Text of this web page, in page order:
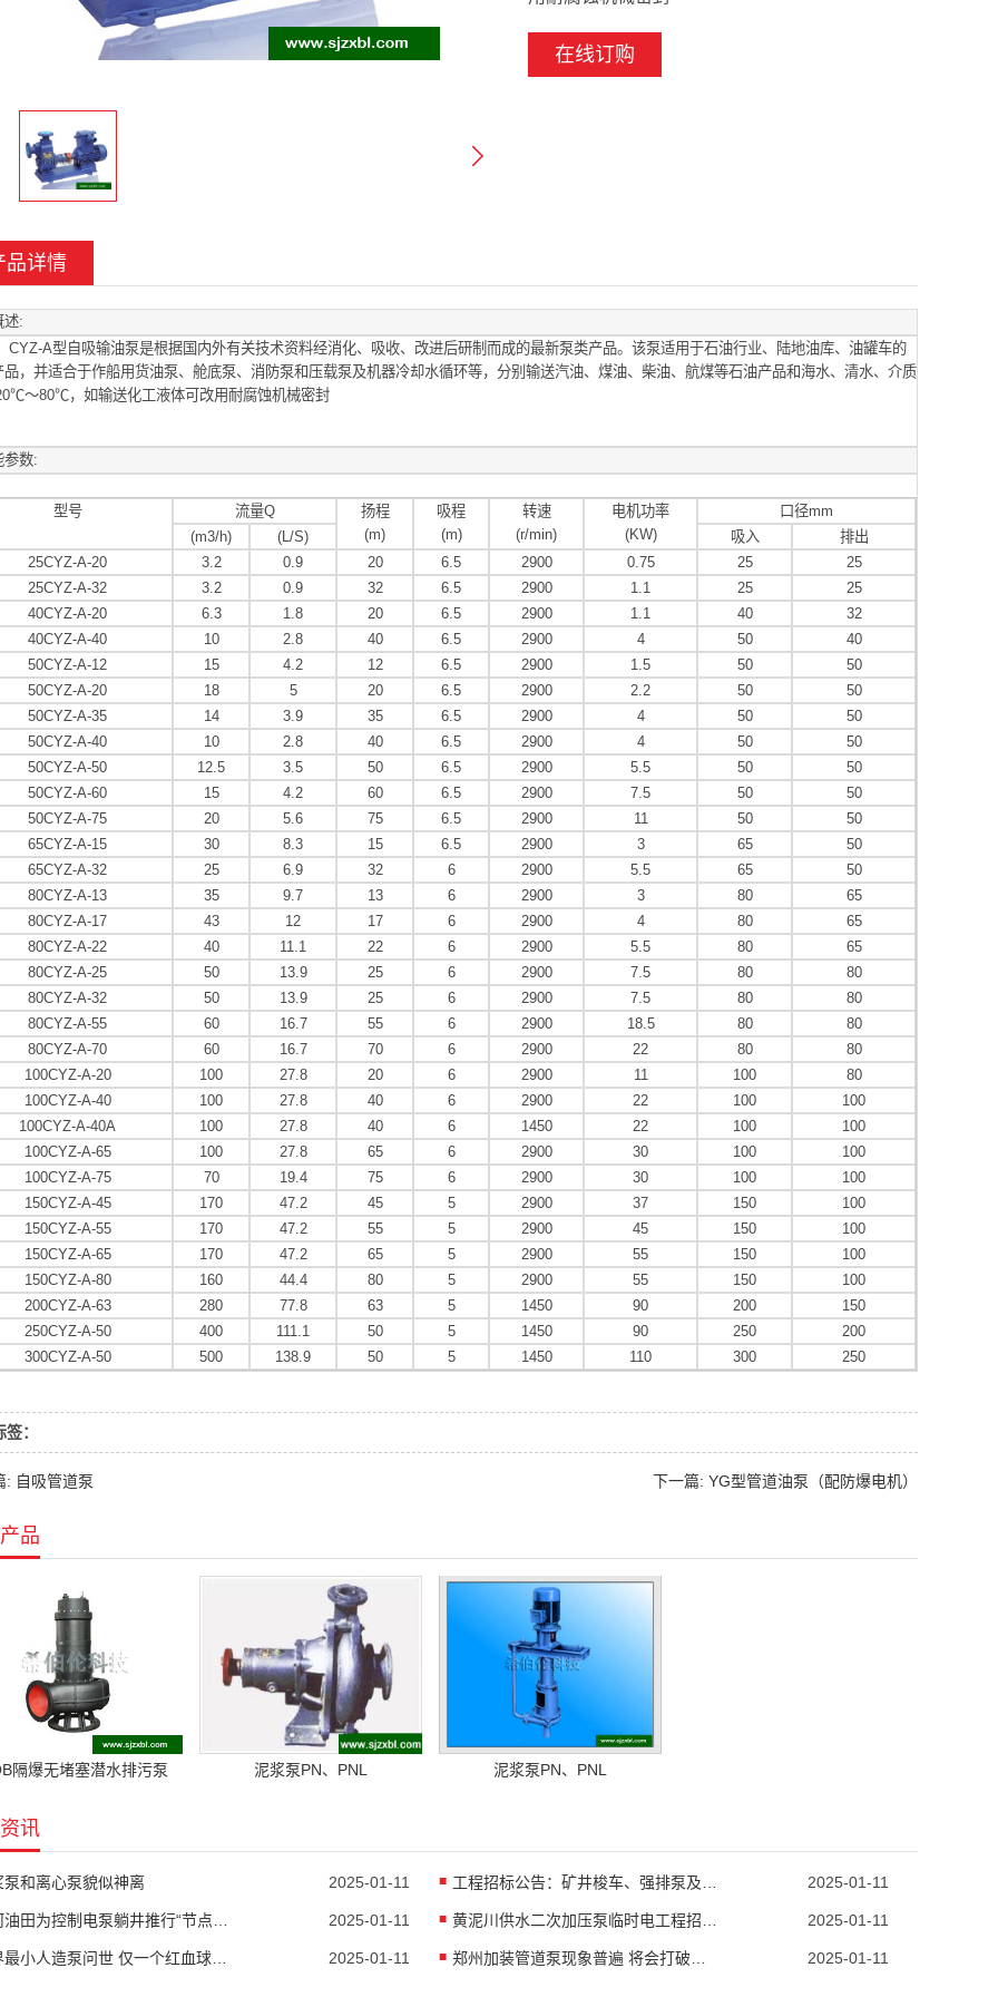
在线订购
品详情
述:
A型自吸输油泵是根据国内外有关技术资料经消化、吸收、改进后研制而成的最新泵类产品。该泵适用于石油行业、陆地油库、油罐车的
品，并适合于作船用货油泵、舱底泵、消防泵和压载泵及机器冷却水循环等，分别输送汽油、煤油、柴油、航煤等石油产品和海水、清水、介质
～80℃，如输送化工液体可改用耐腐蚀机械密封
数:
型号 流量Q
扬程
(m)
吸程
(m)
转速
(r/min)
电机功率
(KW)
口径mm
(m3/h)
(L/S) 吸入
排出
25CYZ-A-20
3.2 0.9 20 6.5 2900 0.75 25
25
25CYZ-A-32
3.2 0.9 32 6.5 2900 1.1 25
25
40CYZ-A-20
6.3 1.8 20 6.5 2900 1.1 40
32
40CYZ-A-40
10 2.8 40 6.5 2900 4 50
40
50CYZ-A-12
15 4.2 12 6.5 2900 1.5 50
50
50CYZ-A-20
18 5 20 6.5 2900 2.2 50
50
50CYZ-A-35
14 3.9 35 6.5 2900 4 50
50
50CYZ-A-40
10 2.8 40 6.5 2900 4 50
50
50CYZ-A-50
12.5 3.5 50 6.5 2900 5.5 50
50
50CYZ-A-60
15 4.2 60 6.5 2900 7.5 50
50
50CYZ-A-75
20 5.6 75 6.5 2900 11 50
50
65CYZ-A-15
30 8.3 15 6.5 2900 3 65
50
65CYZ-A-32
25 6.9 32 6 2900 5.5 65
50
80CYZ-A-13
35 9.7 13 6 2900 3 80
65
80CYZ-A-17
43 12 17 6 2900 4 80
65
80CYZ-A-22
40 11.1 22 6 2900 5.5 80
65
80CYZ-A-25
50 13.9 25 6 2900 7.5 80
80
80CYZ-A-32
50 13.9 25 6 2900 7.5 80
80
80CYZ-A-55
60 16.7 55 6 2900 18.5 80
80
80CYZ-A-70
60 16.7 70 6 2900 22 80
80
100CYZ-A-20
100 27.8 20 6 2900 11 100
80
100CYZ-A-40
100 27.8 40 6 2900 22 100
100
100CYZ-A-40A
100 27.8 40 6 1450 22 100
100
100CYZ-A-65
100 27.8 65 6 2900 30 100
100
100CYZ-A-75
70 19.4 75 6 2900 30 100
100
150CYZ-A-45
170 47.2 45 5 2900 37 150
100
150CYZ-A-55
170 47.2 55 5 2900 45 150
100
150CYZ-A-65
170 47.2 65 5 2900 55 150
100
150CYZ-A-80
160 44.4 80 5 2900 55 150
100
200CYZ-A-63
280 77.8 63 5 1450 90 200
150
250CYZ-A-50
400 111.1 50 5 1450 90 250
200
300CYZ-A-50
500 138.9 50 5 1450 110 300 250
：
: 自吸管道泵 下一篇: YG型管道油泵（配防爆电机）
品
隔爆无堵塞潜水排污泵 泥浆泵PN、PNL 泥浆泵PN、PNL
讯
泵和离心泵貌似神离 2025-01-11 2025-01-11
2025-01-11 2025-01-11
2025-01-11 2025-01-11